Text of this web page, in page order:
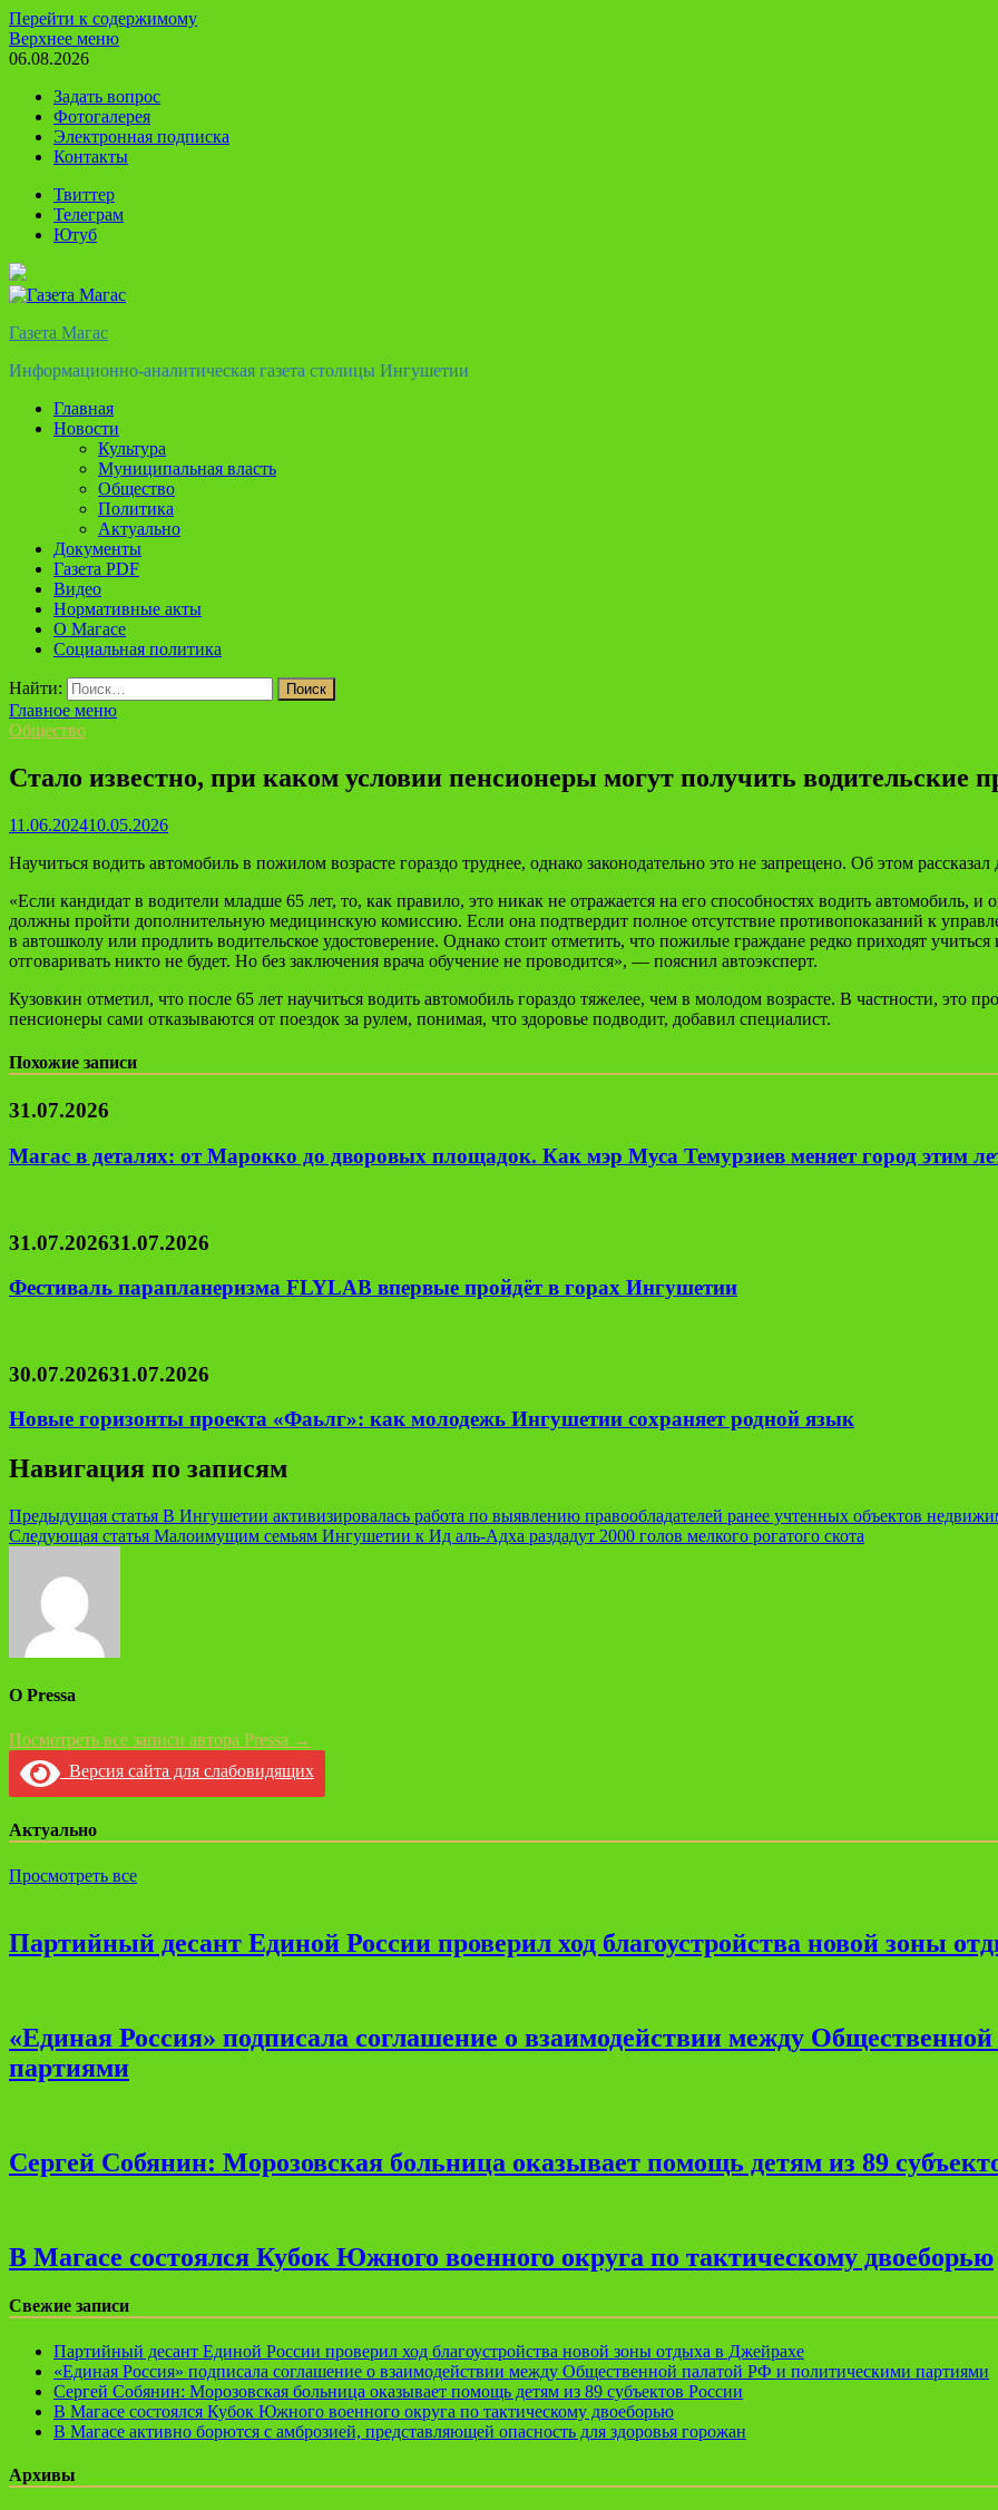
Перейти к содержимому
Верхнее меню
06.08.2026
Задать вопрос
Фотогалерея
Электронная подписка
Контакты
Твиттер
Телеграм
Ютуб
Газета Магас
Информационно-аналитическая газета столицы Ингушетии
Главная
Новости
Культура
Муниципальная власть
Общество
Политика
Актуально
Документы
Газета PDF
Видео
Нормативные акты
О Магасе
Социальная политика
Найти:
Главное меню
Общество
Стало известно, при каком условии пенсионеры могут получить водительские
11.06.202410.05.2026
Научиться водить автомобиль в пожилом возрасте гораздо труднее, однако законодательно это не запрещено. Об этом
«Если кандидат в водители младше 65 лет, то, как правило, это никак не отражается на его способностях водить автомобиль,
должны пройти дополнительную медицинскую комиссию. Если она подтвердит полное отсутствие противопоказаний к
в автошколу или продлить водительское удостоверение. Однако стоит отметить, что пожилые граждане редко приходят
отговаривать никто не будет. Но без заключения врача обучение не проводится», — пояснил автоэксперт.
Кузовкин отметил, что после 65 лет научиться водить автомобиль гораздо тяжелее, чем в молодом возрасте. В частности, это
пенсионеры сами отказываются от поездок за рулем, понимая, что здоровье подводит, добавил специалист.
Похожие записи
31.07.2026
Магас в деталях: от Марокко до дворовых площадок. Как мэр Муса Темурзиев меняет город этим
31.07.202631.07.2026
Фестиваль парапланеризма FLYLAB впервые пройдёт в горах Ингушетии
30.07.202631.07.2026
Новые горизонты проекта «Фаьлг»: как молодежь Ингушетии сохраняет родной язык
Навигация по записям
Предыдущая статья В Ингушетии активизировалась работа по выявлению правообладателей ранее учтенных объектов
Следующая статья Малоимущим семьям Ингушетии к Ид аль-Адха раздадут 2000 голов мелкого рогатого скота
О Pressa
Посмотреть все записи автора Pressa →
Версия сайта для слабовидящих
Актуально
Просмотреть все
Партийный десант Единой России проверил ход благоустройства новой зоны
«Единая Россия» подписала соглашение о взаимодействии между
партиями
Сергей Собянин: Морозовская больница оказывает помощь детям из 89
В Магасе состоялся Кубок Южного военного округа по тактическому двоеборью
Свежие записи
Партийный десант Единой России проверил ход благоустройства новой зоны отдыха в Джейрахе
«Единая Россия» подписала соглашение о взаимодействии между Общественной палатой РФ и политическими партиями
Сергей Собянин: Морозовская больница оказывает помощь детям из 89 субъектов России
В Магасе состоялся Кубок Южного военного округа по тактическому двоеборью
В Магасе активно борются с амброзией, представляющей опасность для здоровья горожан
Архивы